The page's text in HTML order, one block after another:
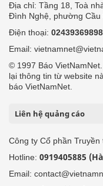
Địa chỉ: Tầng 18, Toà
Đình Nghệ, phường Cầu
Điện thoại: 02439369898
Email:
© 1997 Báo
lại thông tin từ website
báo VietNamNet.
Liên hệ quảng cáo
Công ty Cổ phần
Hotline: 0919405885
Email: